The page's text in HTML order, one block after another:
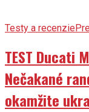
Testy a recenzie
TEST Ducati
Nečakané
okamžite